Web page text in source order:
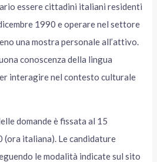
essere cittadini italiani residenti
1990 e operare nel settore
una mostra personale all’attivo.
conoscenza della lingua
interagire nel contesto culturale
domande è fissata al 15
(ora italiana). Le candidature
le modalità indicate sul sito